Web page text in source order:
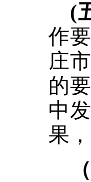
(
作
庄
的
中
果